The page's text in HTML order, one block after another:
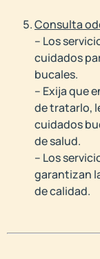
Consulta
– Los
cuidados
bucales.
– Exija que
de tratarlo,
cuidados
de salud.
– Los
garantizan
de calidad.